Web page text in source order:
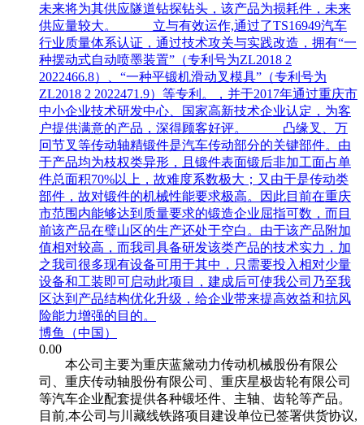
未来将为其供应隧道钻探钻头，该产品为损耗件，未来
供应量较大。 立与有效运作,通过了TS16949汽车
行业质量体系认证，通过技术攻关与实践改造，拥有“一
种摆动式自动喷墨装置”（专利号为ZL2018 2
2022466.8）、“一种平锻机滑动叉模具”（专利号为
ZL2018 2 2022471.9）等专利。，并于2017年通过重庆市
中小企业技术研发中心、国家高新技术企业认定，为客
户提供满意的产品，深得顾客好评。 凸缘叉、万
冋节叉等传动轴精锻件是汽车传动部分的关键部件。由
于产品均为枝权类异形，且锻件表面锻后非加工面占单
件总面积70%以上，故难度系数极大；又由于是传动类
部件，故对锻件的机械性能要求极高。因此目前在重庆
市范围内能够达到质量要求的锻造企业屈指可数，而目
前该产品在璧山区的生产还处于空白。由于该产品附加
值相对较高，而我司具备研发该类产品的技术实力，加
之我司很多现有设备可用于其中，只需要投入相对少量
设备和工装即可启动此项目，建成后可使我公司乃至我
区达到产品结构优化升级，给企业带来提高效益和抗风
险能力增强的目的。
博鱼（中国）
0.00
本公司主要为重庆蓝黛动力传动机械股份有限公
司、重庆传动轴股份有限公司、重庆星极齿轮有限公司
等汽车企业配套提供各种锻坯件、主轴、齿轮等产品。
目前,本公司与川藏线铁路项目建设单位已签署供货协议,